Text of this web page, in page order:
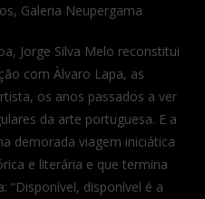
Galeria Neupergama
Jorge Silva Melo reconstitui
com Àlvaro Lapa, as
os anos passados a ver
da arte portuguesa. E a
demorada viagem iniciática
e literária e que termina
“Disponível, disponível é a